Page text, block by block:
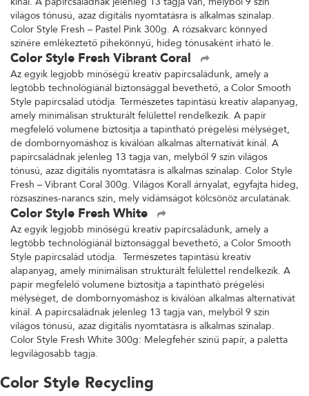
világos tónusú, azaz digitális nyomtatásra is alkalmas színalap.
Color Style Fresh – Pastel Pink 300g. A rózsakvarc könnyed
színére emlékeztető pihekönnyű, hideg tónusaként írható le.
Color Style Fresh Vibrant Coral
Az egyik legjobb minőségű kreatív papírcsaládunk, amely a
legtöbb technológiánál biztonsággal bevethető, a Color Smooth
Style papírcsalád utódja. Természetes tapintású kreatív alapanyag,
amely minimálisan strukturált felülettel rendelkezik. A papír
megfelelő volumene biztosítja a tapintható prégelési mélységet,
de dombornyomáshoz is kiválóan alkalmas alternatívát kínál. A
papírcsaládnak jelenleg 13 tagja van, melyből 9 szín világos
tónusú, azaz digitális nyomtatásra is alkalmas színalap. Color Style
Fresh – Vibrant Coral 300g. Világos Korall árnyalat, egyfajta hideg,
rózsaszínes-narancs szín, mely vidámságot kölcsönöz arculatának.
Color Style Fresh White
Az egyik legjobb minőségű kreatív papírcsaládunk, amely a
legtöbb technológiánál biztonsággal bevethető, a Color Smooth
Style papírcsalád utódja. Természetes tapintású kreatív
alapanyag, amely minimálisan strukturált felülettel rendelkezik. A
papír megfelelő volumene biztosítja a tapintható prégelési
mélységet, de dombornyomáshoz is kiválóan alkalmas alternatívát
kínál. A papírcsaládnak jelenleg 13 tagja van, melyből 9 szín
világos tónusú, azaz digitális nyomtatásra is alkalmas színalap.
Color Style Fresh White 300g: Melegfehér színű papír, a paletta
legvilágosabb tagja.
Color Style Recycling